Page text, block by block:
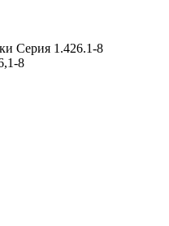
Серия 1.426.1-8
8